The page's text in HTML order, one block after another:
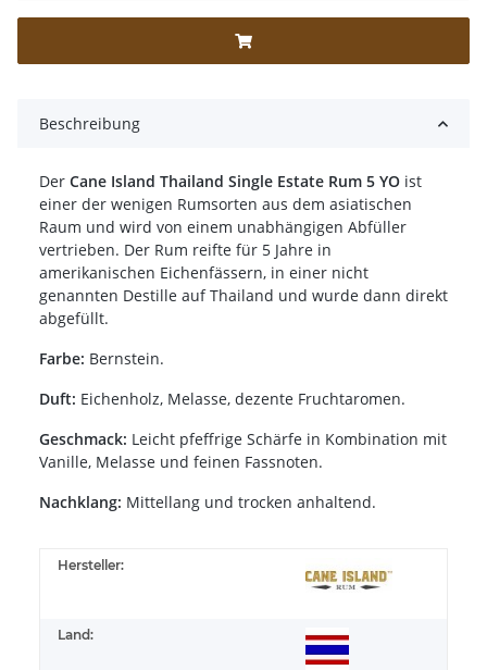
Beschreibung
Der Cane Island Thailand Single Estate Rum 5 YO ist
einer der wenigen Rumsorten aus dem asiatischen
Raum und wird von einem unabhängigen Abfüller
vertrieben. Der Rum reifte für 5 Jahre in
amerikanischen Eichenfässern, in einer nicht
genannten Destille auf Thailand und wurde dann direkt
abgefüllt.
Farbe: Bernstein.
Duft: Eichenholz, Melasse, dezente Fruchtaromen.
Geschmack: Leicht pfeffrige Schärfe in Kombination mit
Vanille, Melasse und feinen Fassnoten.
Nachklang: Mittellang und trocken anhaltend.
Hersteller:
Land: